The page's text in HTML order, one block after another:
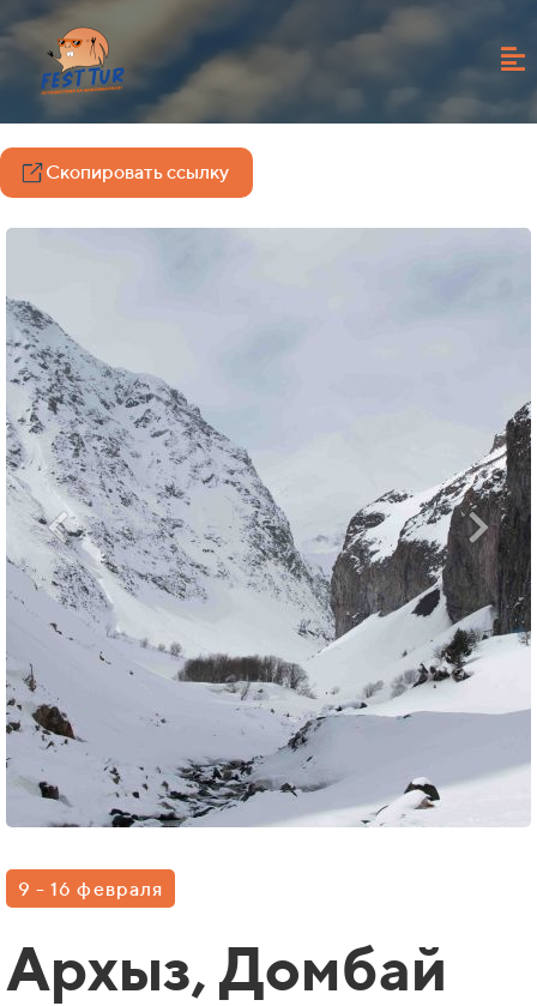
Скопировать ссылку
9 - 16 февраля
Архыз, Домбай